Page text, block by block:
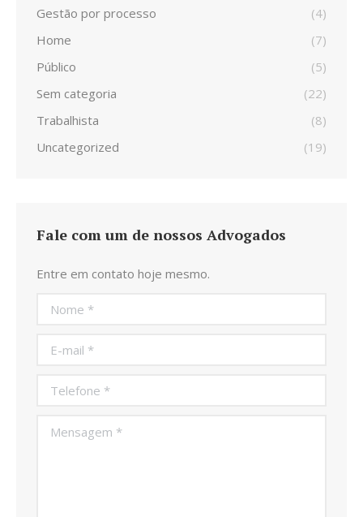
Gestão por processo
(4)
Home
(7)
Público
(5)
Sem categoria
(22)
Trabalhista
(8)
Uncategorized
(19)
Fale com um de nossos Advogados
Entre em contato hoje mesmo.
Nome *
E-mail *
Telefone *
Mensagem *